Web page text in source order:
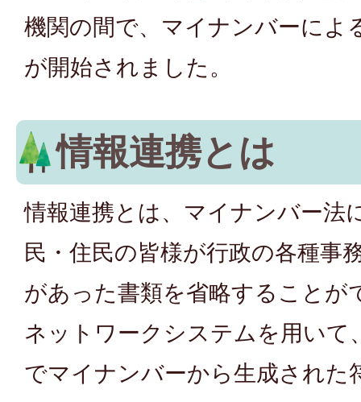
機関の間で、マイナンバーによ
が開始されました。
情報連携とは
情報連携とは、マイナンバー法
民・住民の皆様が行政の各種事
があった書類を省略することが
ネットワークシステムを用いて
でマイナンバーから生成された